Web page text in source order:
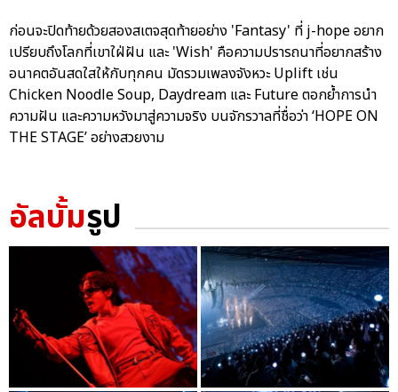
ก่อนจะปิดท้ายด้วยสองสเตจสุดท้ายอย่าง 'Fantasy' ที่ j-hope อยาก
เปรียบถึงโลกที่เขาใฝ่ฝัน และ 'Wish' คือความปรารถนาที่อยากสร้าง
อนาคตอันสดใสให้กับทุกคน มัดรวมเพลงจังหวะ Uplift เช่น
Chicken Noodle Soup, Daydream และ Future ตอกย้ำการนำ
ความฝัน และความหวังมาสู่ความจริง บนจักรวาลที่ชื่อว่า ‘HOPE ON
THE STAGE’ อย่างสวยงาม
อัลบั้มรูป